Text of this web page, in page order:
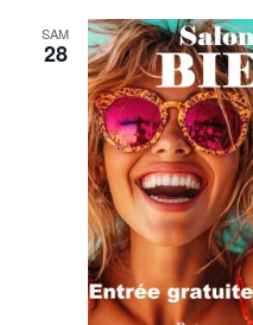
SAM
28